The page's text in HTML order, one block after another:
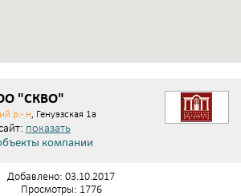
"СКВО"
р.- н , Генуэзская 1а
показать
компании
Добавлено: 03.10.2017
Просмотры: 1776